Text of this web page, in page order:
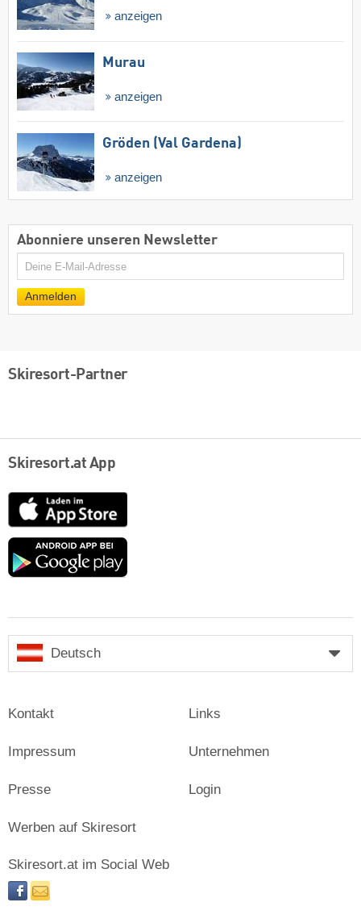
anzeigen
Murau
anzeigen
Gröden (Val Gardena)
anzeigen
Abonniere unseren Newsletter
E-
Anmelden
Skiresort-Partner
Skiresort.at App
App
Store
Google
Deutsch
Kontakt
Impressum
Presse
Links
Unternehmen
Login
Werben auf Skiresort
Skiresort.at im Social Web
facebooknewsletter